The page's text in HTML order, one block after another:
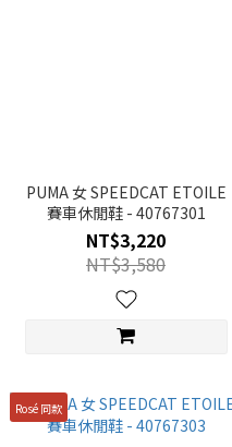
PUMA 女 SPEEDCAT ETOILE
賽車休閒鞋 - 40767301
NT$3,220
NT$3,580
Rosé 同款